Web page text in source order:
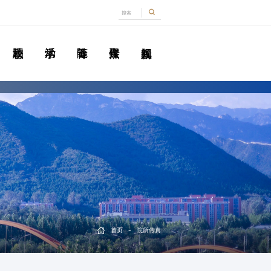
首页 - 院所传真